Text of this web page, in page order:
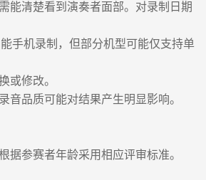
能清楚看到演奏者面部。对录制日期
手机录制，但部分机型可能仅支持单
或修改。
音品质可能对结果产生明显影响。
据参赛者年龄采用相应评审标准。